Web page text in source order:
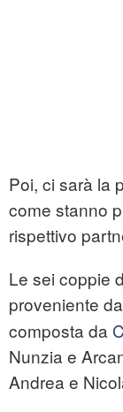
Poi, ci sarà la
come stanno
rispettivo
Le sei coppie
proveniente
composta da
Nunzia e
Andrea e